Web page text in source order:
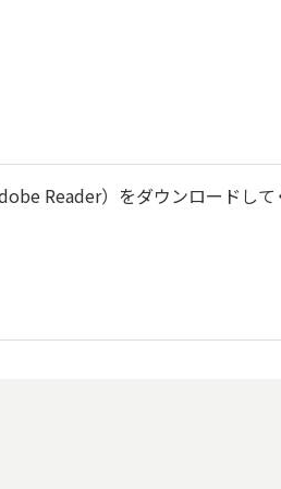
Reader）をダウンロードして